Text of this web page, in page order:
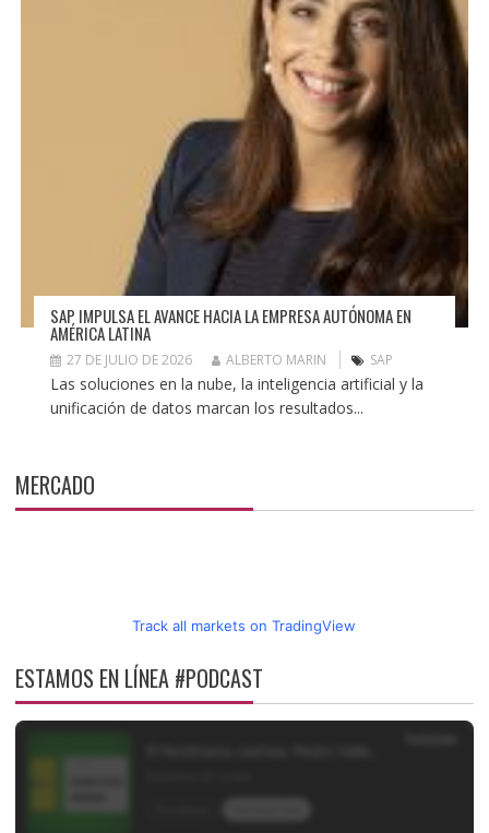
SAP IMPULSA EL AVANCE HACIA LA EMPRESA AUTÓNOMA EN
AMÉRICA LATINA
27 DE JULIO DE 2026 ALBERTO MARIN SAP
Las soluciones en la nube, la inteligencia artificial y la
unificación de datos marcan los resultados...
MERCADO
Track all markets on TradingView
ESTAMOS EN LÍNEA #PODCAST